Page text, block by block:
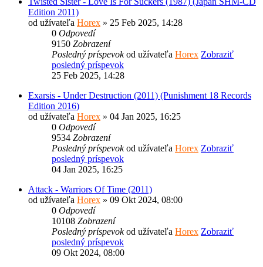
Edition 2011)
od užívateľa Horex » 25 Feb 2025, 14:28
0 Odpovedí
9150 Zobrazení
Posledný príspevokod užívateľa Horex Zobraziť
posledný príspevok
25 Feb 2025, 14:28
Exarsis - Under Destruction (2011) (Punishment 18 Records
Edition 2016)
od užívateľa Horex » 04 Jan 2025, 16:25
0 Odpovedí
9534 Zobrazení
Posledný príspevokod užívateľa Horex Zobraziť
posledný príspevok
04 Jan 2025, 16:25
Attack - Warriors Of Time (2011)
od užívateľa Horex » 09 Okt 2024, 08:00
0 Odpovedí
10108 Zobrazení
Posledný príspevokod užívateľa Horex Zobraziť
posledný príspevok
09 Okt 2024, 08:00